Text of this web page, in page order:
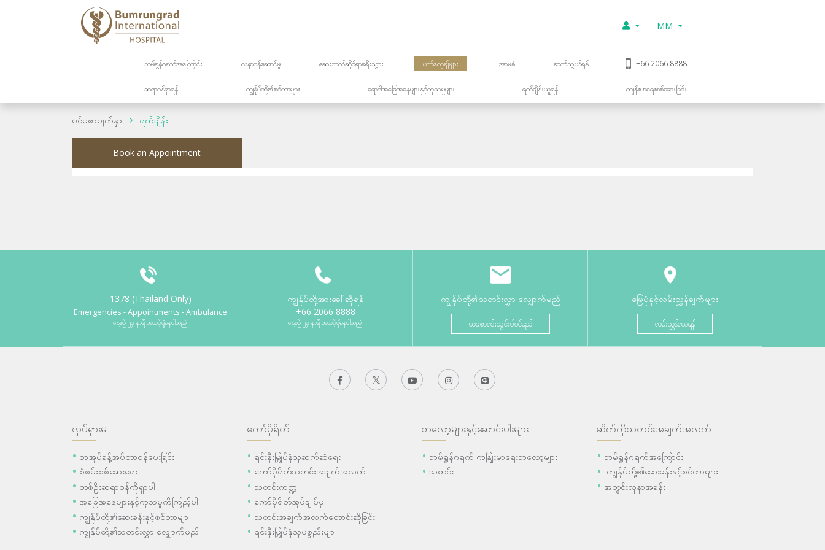
MM
ဘမ်ရွန်ဂရက်အကြောင်း လူနာဝန်ဆောင်မှု ဆေးဘက်ဆိုင်ရာခရီးသွား ပက်ကေ့ချ်များ အာမခံ ဆက်သွယ်ရန် +66 2066 8888
ဆရာဝန်ရှာရန် ကျွန်ုပ်တို့၏စင်တာများ ရောဂါအခြေအနေများနှင့်ကုသမှုများ ရက်ချိန်းယူရန် ကျန်းမာရေးစစ်ဆေးခြင်း
ပင်မစာမျက်နှာ ရက်ချိန်း
Book an Appointment
1378 (Thailand Only)
Emergencies - Appointments - Ambulance
နေ့စဉ် ၂၄ နာရီ အသင့်ရှိနေပါသည်။
ကျွန်ုပ်တို့အားခေါ်ဆိုရန်
+66 2066 8888
နေ့စဉ် ၂၄ နာရီ အသင့်ရှိနေပါသည်။
ကျွန်ုပ်တို့၏သတင်းလွှာ လျှောက်မည်
ယခုစာရင်းသွင်းပါဝင်မည်
မြေပုံနှင့်လမ်းညွှန်ချက်များ
လမ်းညွှန်ရယူရန်
လှုပ်ရှားမှု
စာအုပ်ခန့်အပ်တာဝန်ပေးခြင်း
စုံစမ်းစစ်ဆေးရေး
တစ်ဦးဆရာဝန်ကိုရှာပါ
အခြေအနေများနှင့်ကုသမှုကိုကြည့်ပါ
ကျွန်ုပ်တို့၏ဆေးခန်းနှင့်စင်တာမျာ
ကျွန်ုပ်တို့၏သတင်းလွှာ လျှောက်မည်
ကော်ပိုရိတ်
ရင်းနှီးမြှုပ်နှံသူဆက်ဆံရေး
ကော်ပိုရိတ်သတင်းအချက်အလက်
သတင်းကဏ္ဍ
ကော်ပိုရိတ်အုပ်ချုပ်မှု
သတင်းအချက်အလက်တောင်းဆိုခြင်း
ရင်းနှီးမြှုပ်နှံသူပစ္စည်းမျာ
ဘလော့များနှင့်ဆောင်းပါးများ
ဘမ်ရွန်ဂရက် ကနျြးမာရေးဘလော့များ
သတင်း
ဆိုက်ကိုသတင်းအချက်အလက်
ဘမ်ရွန်ဂရက်အကြောင်း
ကျွန်ုပ်တို့၏ဆေးခန်းနှင့်စင်တာများ
အတွင်းလူနာအခန်း